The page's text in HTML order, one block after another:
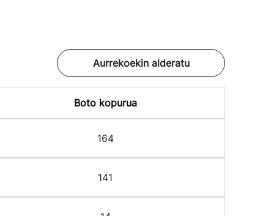
Aurrekoekin alderatu
Boto kopurua
164
141